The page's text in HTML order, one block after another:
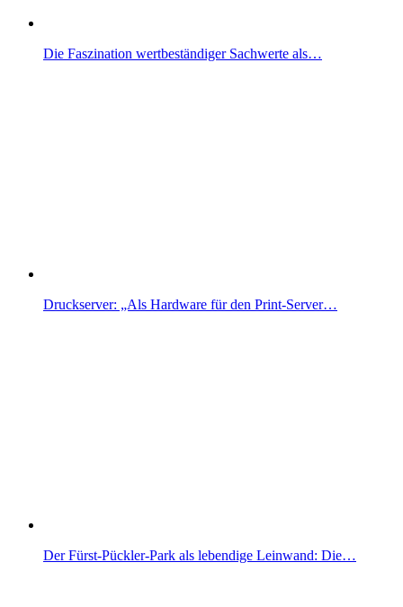
Die Faszination wertbeständiger Sachwerte als…
Druckserver: „Als Hardware für den Print-Server…
Der Fürst-Pückler-Park als lebendige Leinwand: Die…